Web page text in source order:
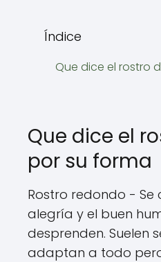
Índice
Que dice el rostro
Que dice el
por su forma
Rostro redondo -
alegría y el buen
desprenden. Suelen
adaptan a todo